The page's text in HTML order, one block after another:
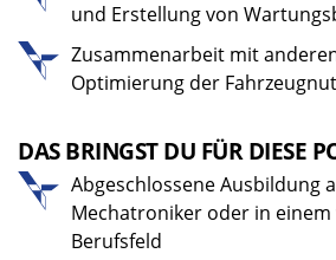
und Erstellung von
Zusammenarbeit mit
Optimierung der
DAS BRINGST DU FÜR DIESE
Abgeschlossene Ausbildung
Mechatroniker oder in
Berufsfeld